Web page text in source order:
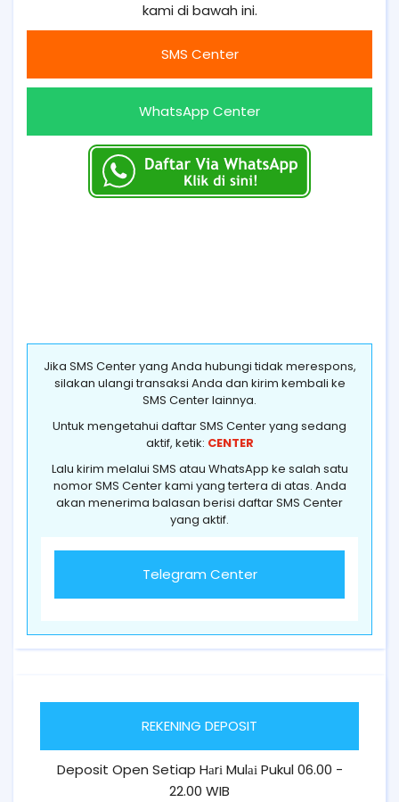
kami di bawah ini.
SMS Center
WhatsApp Center
Jika SMS Center yang Anda hubungi tidak merespons,
silakan ulangi transaksi Anda dan kirim kembali ke
SMS Center lainnya.
Untuk mengetahui daftar SMS Center yang sedang
aktif, ketik: CENTER
Lalu kirim melalui SMS atau WhatsApp ke salah satu
nomor SMS Center kami yang tertera di atas. Anda
akan menerima balasan berisi daftar SMS Center
yang aktif.
Telegram Center
REKENING DEPOSIT
Deposit Open Setiap Hаrі Mulаі Pukul 06.00 -
22.00 WIB